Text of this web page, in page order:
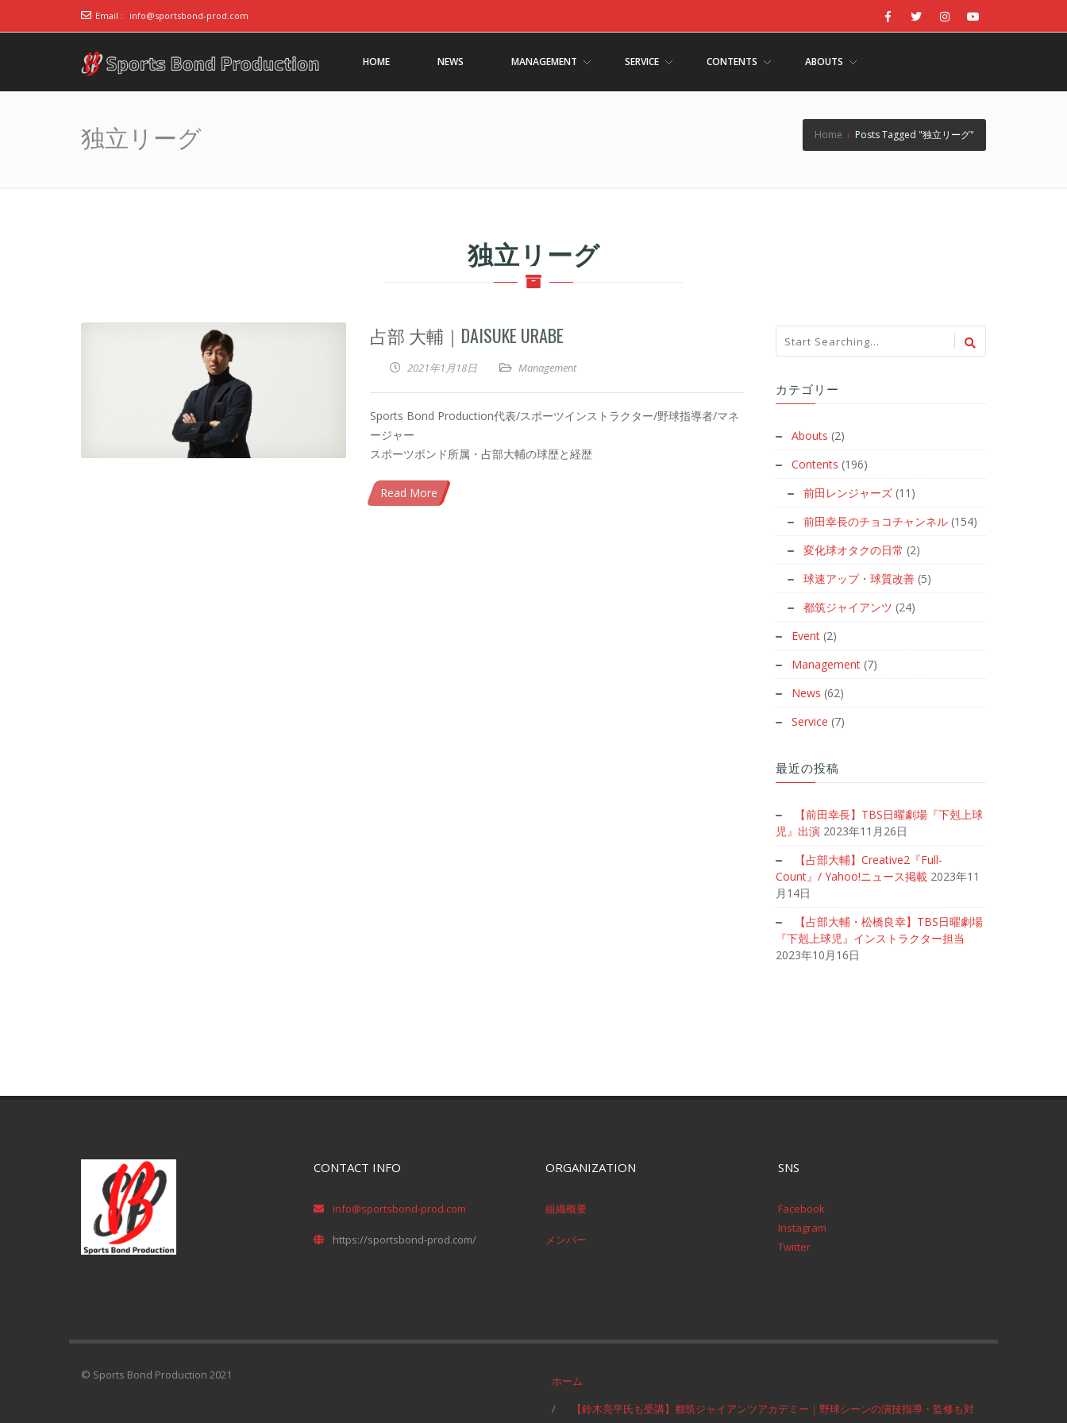
Email : info@sportsbond-prod.com
アスリート事務所ス
HOME NEWS MANAGEMENT SERVICE CONTENTS ABOUTS
独立リーグ Home › Posts Tagged "独立リーグ"
独立リーグ
占部 大輔｜DAISUKE URABE
2021年1月18日 Management
Sports Bond Production代表/スポーツインストラクター/野球指導者/マネ
ージャー
スポーツボンド所属・占部大輔の球歴と経歴
Read More
カテゴリー
Abouts (2)
Contents (196)
前田レンジャーズ (11)
前田幸長のチョコチャンネル (154)
変化球オタクの日常 (2)
球速アップ・球質改善 (5)
都筑ジャイアンツ (24)
Event (2)
Management (7)
News (62)
Service (7)
最近の投稿
【前田幸長】TBS日曜劇場『下剋上球
児』出演 2023年11月26日
【占部大輔】Creative2『Full-
Count』/ Yahoo!ニュース掲載 2023年11
月14日
【占部大輔・松橋良幸】TBS日曜劇場
『下剋上球児』インストラクター担当
2023年10月16日
CONTACT INFO
info@sportsbond-prod.com
https://sportsbond-prod.com/
ORGANIZATION
組織概要
メンバー
SNS
Facebook
Instagram
Twitter
© Sports Bond Production 2021
ホーム
【鈴木亮平氏も受講】都筑ジャイアンツアカデミー｜野球シーンの演技指導・監修も対